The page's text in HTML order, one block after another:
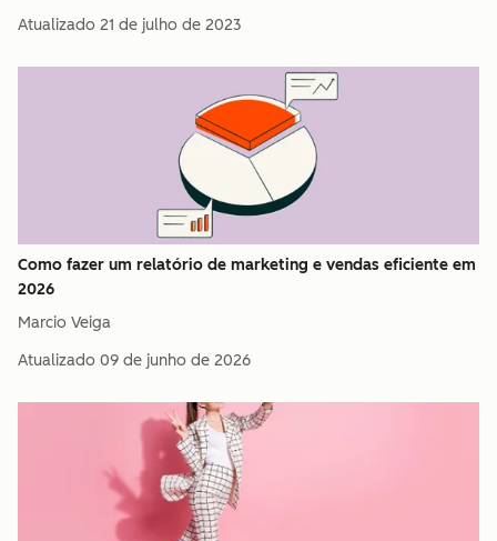
Atualizado 21 de julho de 2023
Como fazer um relatório de marketing e vendas eficiente em
2026
Marcio Veiga
Atualizado 09 de junho de 2026